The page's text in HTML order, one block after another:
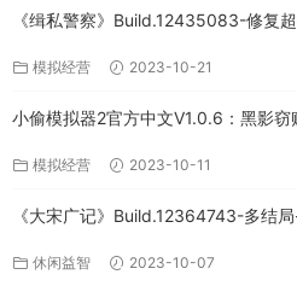
《缉私警察》Build.12435083-修复
模拟经营 2023-10-21
小偷模拟器2官方中文V1.0.6：黑影窃
模拟经营 2023-10-11
《大宋广记》Build.12364743-多结
休闲益智 2023-10-07